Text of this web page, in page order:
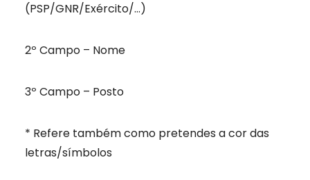
(PSP/GNR/Exército/…)
2º Campo – Nome
3º Campo – Posto
* Refere também como pretendes a cor das
letras/símbolos